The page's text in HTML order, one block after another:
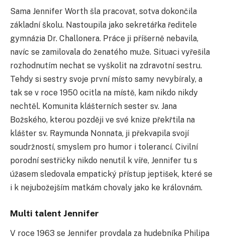
Sama Jennifer Worth šla pracovat, sotva dokončila
základní školu. Nastoupila jako sekretářka ředitele
gymnázia Dr. Challonera. Práce ji příšerně nebavila,
navíc se zamilovala do ženatého muže. Situaci vyřešila
rozhodnutím nechat se vyškolit na zdravotní sestru.
Tehdy si sestry svoje první místo samy nevybíraly, a
tak se v roce 1950 ocitla na místě, kam nikdo nikdy
nechtěl. Komunita klášterních sester sv. Jana
Božského, kterou později ve své knize překřtila na
klášter sv. Raymunda Nonnata, ji překvapila svojí
soudržností, smyslem pro humor i tolerancí. Civilní
porodní sestřičky nikdo nenutil k víře, Jennifer tu s
úžasem sledovala empatický přístup jeptišek, které se
i k nejubožejším matkám chovaly jako ke královnám.
Multi talent Jennifer
V roce 1963 se Jennifer provdala za hudebníka Philipa